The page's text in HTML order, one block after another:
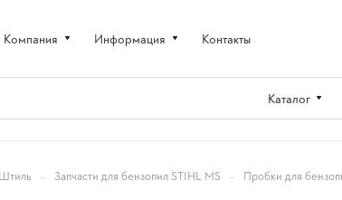
Компания Информация Контакты
Каталог
– Запчасти для бензопил STIHL MS – Пробки для